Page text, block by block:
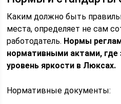
Каким должно быть
места, определяет не сам
работодатель. Нормы
нормативными актами, где
уровень яркости в Люксах.
Нормативные документы: